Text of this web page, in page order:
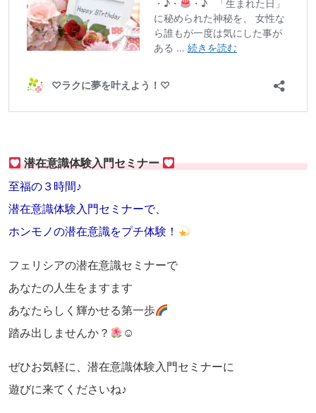
潜在意識体験入門セミナー
至福の３時間♪
潜在意識体験入門セミナーで、
ホンモノの潜在意識をプチ体験！
フェリシアの潜在意識セミナーで
あなたの人生をますます
あなたらしく輝かせる第一歩
踏み出しませんか？
☺
ぜひお気軽に、潜在意識体験入門セミナーに
遊びに来てくださいね♪